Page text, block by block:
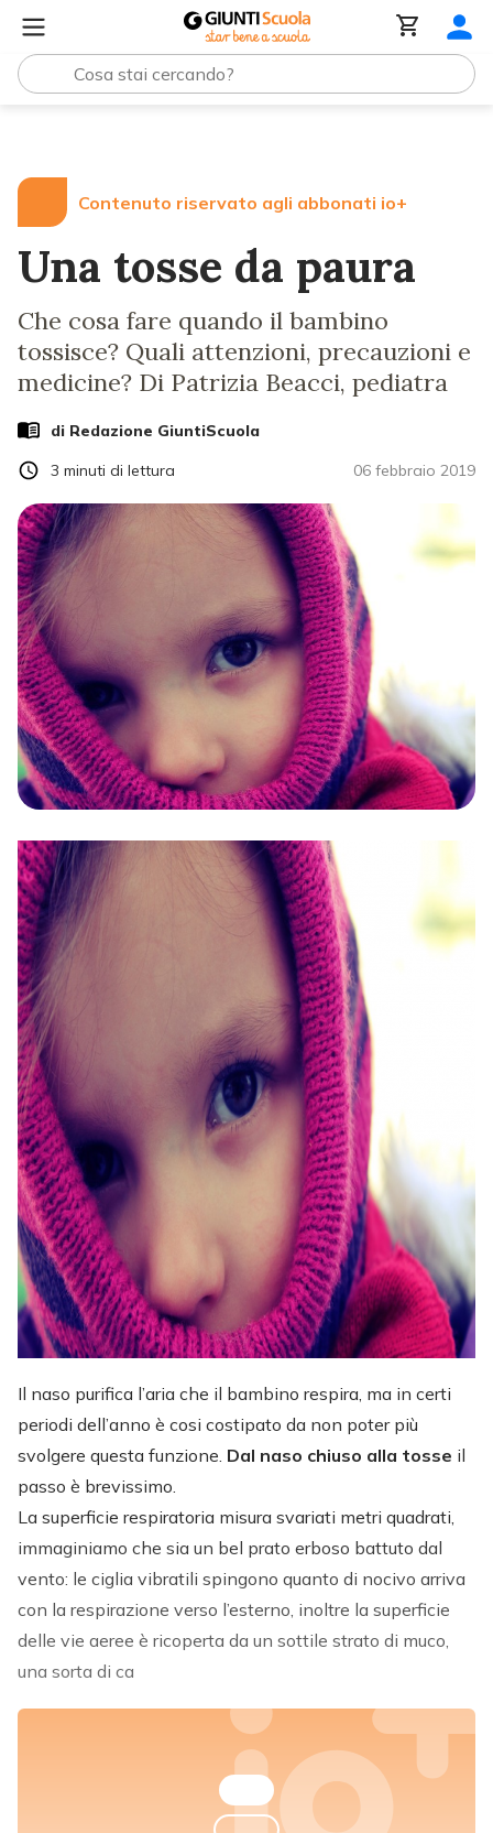
Contenuto riservato agli abbonati io+
Una tosse da paura
Che cosa fare quando il bambino
tossisce? Quali attenzioni, precauzioni e
medicine? Di Patrizia Beacci, pediatra
di Redazione GiuntiScuola
06 febbraio 2019
3 minuti di lettura
Il naso purifica l’aria che il bambino respira, ma in certi
periodi dell’anno è cosi costipato da non poter più
svolgere questa funzione. Dal naso chiuso alla tosse il
passo è brevissimo.
La superficie respiratoria misura svariati metri quadrati,
immaginiamo che sia un bel prato erboso battuto dal
vento: le ciglia vibratili spingono quanto di nocivo arriva
con la respirazione verso l’esterno, inoltre la superficie
delle vie aeree è ricoperta da un sottile strato di muco,
una sorta di ca